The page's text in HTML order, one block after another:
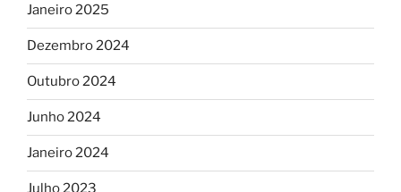
Janeiro 2025
Dezembro 2024
Outubro 2024
Junho 2024
Janeiro 2024
Julho 2023